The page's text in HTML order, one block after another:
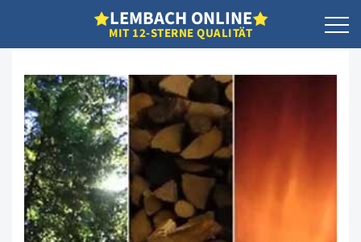
LEMBACH ONLINE
MIT 12-STERNE QUALITÄT